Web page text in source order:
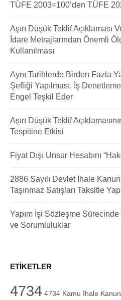
TÜFE 2003=100’den TÜFE
Aşırı Düşük Teklif Açıklaması
İdare Metrajlarından Önemli
Kullanılması
Aynı Tarihlerde Birden Fazla
Şefliği Yapılması, İş
Engel Teşkil Eder
Aşırı Düşük Teklif
Tespitine Etkisi
Fiyat Dışı Unsur Hesabını
2886 Sayılı Devlet İhale
Taşınmaz Satışları Taksitle
Yapım İşi Sözleşme
ve Sorumluluklar
ETIKETLER
4734 4734 Kamu İhale